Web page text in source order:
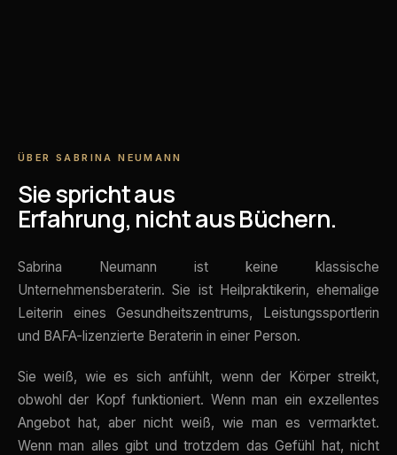
ÜBER SABRINA NEUMANN
Sie spricht aus
Erfahrung, nicht aus Büchern.
Sabrina Neumann ist keine klassische
Unternehmensberaterin. Sie ist Heilpraktikerin, ehemalige
Leiterin eines Gesundheitszentrums, Leistungssportlerin
und BAFA-lizenzierte Beraterin in einer Person.
Sie weiß, wie es sich anfühlt, wenn der Körper streikt,
obwohl der Kopf funktioniert. Wenn man ein exzellentes
Angebot hat, aber nicht weiß, wie man es vermarktet.
Wenn man alles gibt und trotzdem das Gefühl hat, nicht